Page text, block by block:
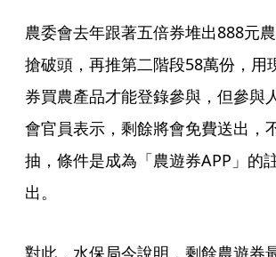
農委會去年跟著五倍券堆出888元
搶破頭，再推第二階段58萬份，用
券買農產品才能登錄參與，但參與
會官員表示，剩餘將會免費送出，
抽，條件是成為「農遊券APP」的
出。
對此，水保局今說明，剩餘農遊券